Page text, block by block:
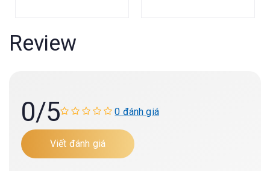
Review
0/5 0 đánh giá
Viết đánh giá